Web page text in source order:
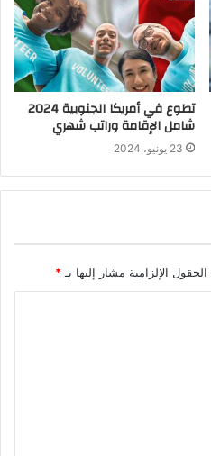
تطوع في أمريكا الجنوبية 2024
شامل الإقامة وراتب شهري
23 يونيو، 2024
الحقول الإلزامية مشار إليها بـ *